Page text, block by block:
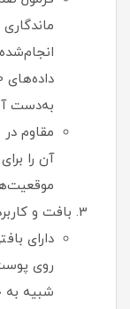
به‌دست
مقاوم
آن را
بافت و
دارای
روی
شبیه به